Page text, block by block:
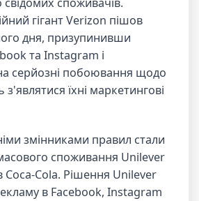
гігант Verizon пішов
дня, призупинивши
та Instagram і
серйозні побоювання щодо
їхні маркетингові
змінниками правил стали
масового споживання Unilever
Coca-Cola. Рішення Unilever
в Facebook, Instagram